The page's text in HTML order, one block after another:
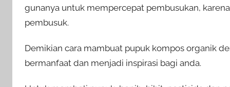
gunanya untuk mempercepat pembusukan,
pembusuk.
Demikian cara mambuat pupuk kompos organik
bermanfaat dan menjadi inspirasi bagi anda.